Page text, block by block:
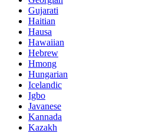
Gujarati
Haitian
Hausa
Hawaiian
Hebrew
Hmong
Hungarian
Icelandic
Igbo
Javanese
Kannada
Kazakh